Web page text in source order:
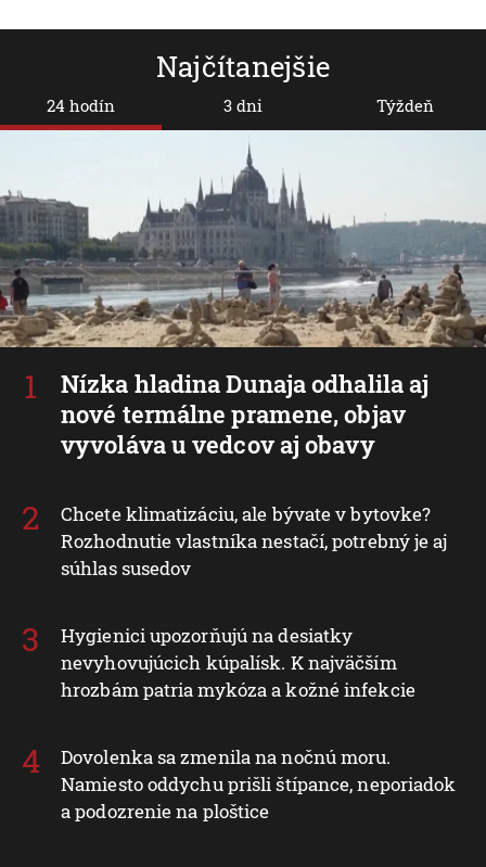
Najčítanejšie
24 hodín
Nízka hladina Dunaja odhalila aj
nové termálne pramene, objav
vyvoláva u vedcov aj obavy
Chcete klimatizáciu, ale bývate v bytovke?
Rozhodnutie vlastníka nestačí, potrebný je aj
súhlas susedov
Hygienici upozorňujú na desiatky
nevyhovujúcich kúpalísk. K najväčším
hrozbám patria mykóza a kožné infekcie
Dovolenka sa zmenila na nočnú moru.
Namiesto oddychu prišli štípance, neporiadok
a podozrenie na ploštice
3 dni Týždeň